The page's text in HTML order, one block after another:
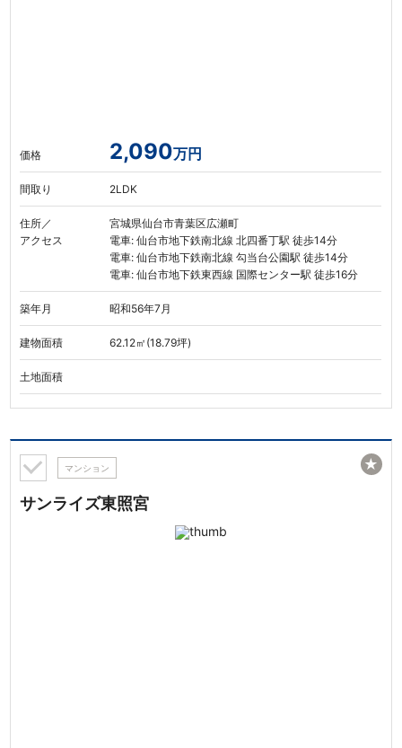
価格 2,090万円
間取り 2LDK
住所／
アクセス
宮城県仙台市青葉区広瀬町
電車: 仙台市地下鉄南北線 北四番丁駅 徒歩14分
電車: 仙台市地下鉄南北線 勾当台公園駅 徒歩14分
電車: 仙台市地下鉄東西線 国際センター駅 徒歩16分
築年月 昭和56年7月
建物面積 62.12㎡(18.79坪)
土地面積
マンション
サンライズ東照宮
★